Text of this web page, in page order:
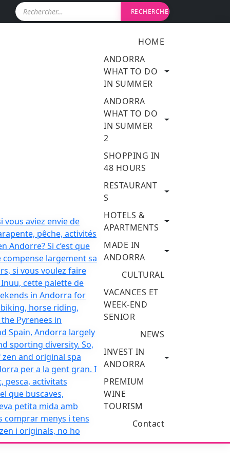
R
e
c
HOME
ANDORRA
WHAT TO DO
IN SUMMER
ANDORRA
WHAT TO DO
IN SUMMER
2
SHOPPING IN
48 HOURS
RESTAURANT
S
HOTELS &
APARTMENTS
MADE IN
ANDORRA
CULTURAL
VACANCES ET
WEEK-END
SENIOR
NEWS
INVEST IN
ANDORRA
PREMIUM
WINE
TOURISM
Contact